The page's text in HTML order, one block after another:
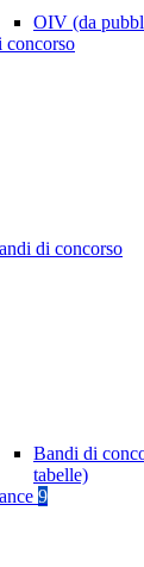
OIV (da
concorso
di concorso
Bandi di
tabelle)
9